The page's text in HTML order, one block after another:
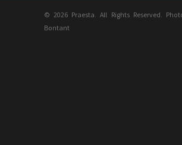
© 2026 Praesta. All Rights Reserved.
Bontant